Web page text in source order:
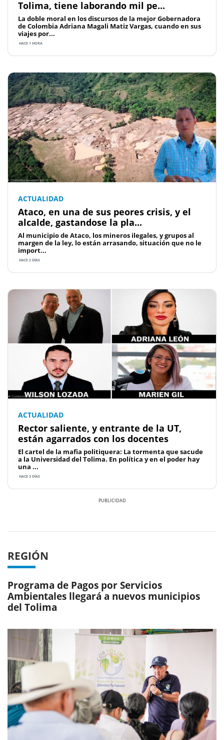
Tolima, tiene laborando mil pe...
La doble moral en los discursos de la mejor Gobernadora
de Colombia Adriana Magali Matiz Vargas, cuando en sus
viajes por...
HACE 1 HORA
ACTUALIDAD
Ataco, en una de sus peores crisis, y el
alcalde, gastandose la pla...
Al municipio de Ataco, los mineros ilegales, y grupos al
margen de la ley, lo están arrasando, situación que no le
import...
HACE 2 DÍAS
ACTUALIDAD
Rector saliente, y entrante de la UT,
están agarrados con los docentes
El cartel de la mafia politiquera: La tormenta que sacude
a la Universidad del Tolima. En política y en el poder hay
una ...
HACE 3 DÍAS
REGIÓN
Programa de Pagos por Servicios
Ambientales llegará a nuevos municipios
del Tolima